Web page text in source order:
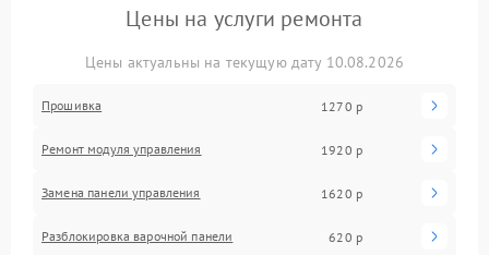
Цены на услуги ремонта
Цены актуальны на текущую дату 10.08.2026
Прошивка 1270 р
Ремонт модуля управления 1920 р
Замена панели управления 1620 р
Разблокировка варочной панели 620 р